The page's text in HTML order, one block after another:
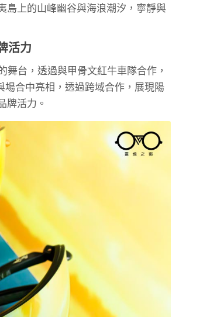
島上的山峰幽谷與海浪潮汐，寧靜與
活力
舞台，透過與甲骨文紅牛車隊合作，
合中亮相，透過跨域合作，展現陽
牌活力。